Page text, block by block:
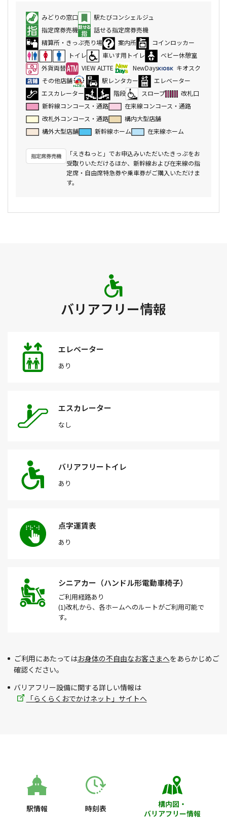
みどりの窓口
駅たびコンシェルジュ
指定席券売機
話せる指定席券売機
精算所・きっぷ売り場
案内所
コインロッカー
トイレ
車いす用トイレ
ベビー休憩室
外貨両替
VIEW ALTTE NewDays
キオスク
その他店舗
駅レンタカー
エレベーター
エスカレーター
階段 スロープ
改札口
新幹線コンコース・通路
在来線コンコース・通路
改札外コンコース・通路
構内大型店舗
構外大型店舗
新幹線ホーム 在来線ホーム
「えきねっと」でお申込みいただいたきっぷをお
受取りいただけるほか、新幹線および在来線の指
定席・自由席特急券や乗車券がご購入いただけま
す。
バリアフリー情報
エレベーター
あり
エスカレーター
なし
バリアフリートイレ
あり
点字運賃表
あり
シニアカー（ハンドル形電動車椅子）
ご利用経路あり
(1)改札から、各ホームへのルートがご利用可能で
す。
ご利用にあたってはお身体の不自由なお客さまへをあらかじめご
確認ください。
バリアフリー設備に関する詳しい情報は
「らくらくおでかけネット」サイトへ
駅情報 時刻表
構内図・
バリアフリー情報